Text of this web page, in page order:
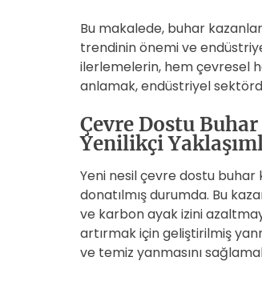
Bu makalede, buhar
trendinin önemi ve
ilerlemelerin, hem çevresel
anlamak, endüstriyel
Çevre Dostu
Yenilikçi
Yeni nesil çevre dostu
donatılmış durumda. Bu
ve karbon ayak izini
artırmak için geliştirilmiş
ve temiz yanmasını